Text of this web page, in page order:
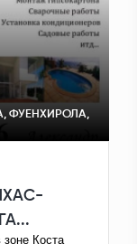
ФУЕНХИРОЛА,
зоне Коста